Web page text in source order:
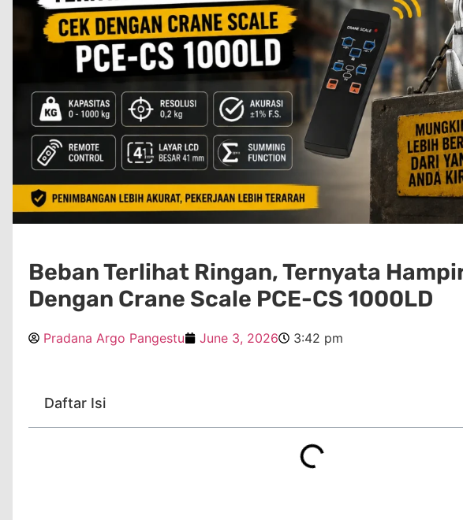
Beban Terlihat Ringan, Ternyata
Dengan Crane Scale PCE-CS 1000LD
Pradana Argo Pangestu June 3, 2026 3:42 pm
Daftar Isi